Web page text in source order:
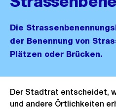
Die
der Benennung von
Plätzen oder Brücken.
Der Stadtrat entscheidet,
und andere Örtlichkeiten